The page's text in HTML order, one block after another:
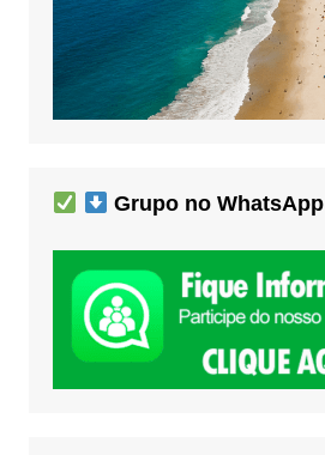
Grupo no WhatsApp